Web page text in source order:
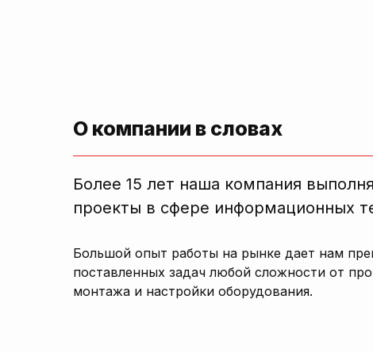
О компании в словах
Более 15 лет наша компания
проекты в сфере информационных
Большой опыт работы на рынке дает нам
поставленных задач любой сложности от
монтажа и настройки оборудования.